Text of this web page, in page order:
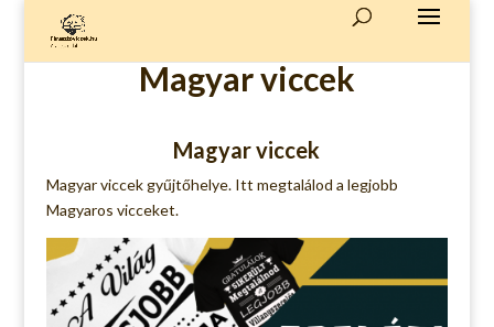
Magyar viccek
Magyar viccek
Magyar viccek gyűjtőhelye. Itt megtalálod a legjobb
Magyaros vicceket.